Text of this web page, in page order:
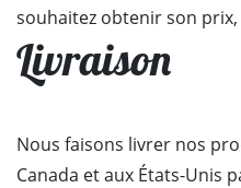
souhaitez obtenir son
Livraison
Nous faisons livrer nos
Canada et aux États-Unis